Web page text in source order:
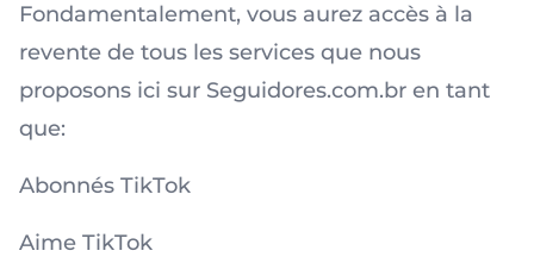
Fondamentalement, vous aurez accès à la
revente de tous les services que nous
proposons ici sur Seguidores.com.br en tant
que:
Abonnés TikTok
Aime TikTok